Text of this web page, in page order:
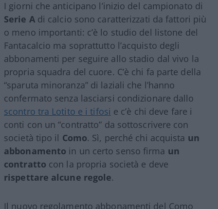
I giorni che anticipano l’inizio del campionato di
Serie Adi calcio sono caratterizzati da fattori più
o meno importanti: c’è lo studio del listone del
Fantacalcio ma soprattutto l’acquisto degli
abbonamenti per seguire allo stadio dal vivo la
propria squadra del cuore. C’è chi fa parte della
“sparuta minoranza” di laziali che l’hanno
confermato senza lasciarsi condizionare dallo
scontro tra Lotito e i tifosi e c’è chi deve fare i
conti con un “contratto” da sottoscrivere con
società tipo il Como. Sì, perché chi acquista un
abbonamento in un certo senso firma un
contratto con la propria società e deve
rispettare alcune regole.
Il nuovo regolamento abbonamenti del Como